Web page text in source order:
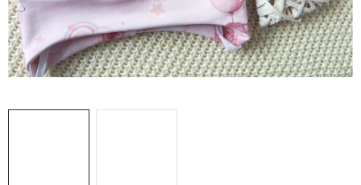
Tabulka velikostí
Postup pro vrácení a výměnu
Velkoobchod
Obchodní podmínky
Podmínky ochrany osobních údajů
Blog